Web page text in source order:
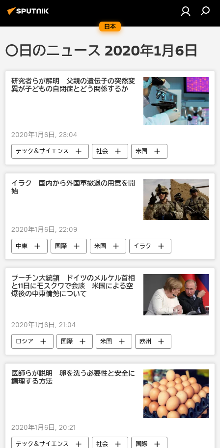
日本
〇日のニュース 2020年1月6日
研究者らが解明 父親の遺伝子の突然変
異が子どもの自閉症とどう関係するか
2020年1月6日, 23:04
テック＆サイエンス 社会
米国
国際
研究 科学研究
医学
子供
イラク 国内から外国軍撤退の用意を開
始
2020年1月6日, 22:09
中東 国際 米国
イラク
軍事
米国対イラン 中東の新たな対立激化
プーチン大統領 ドイツのメルケル首相
と11日にモスクワで会談 米国による空
爆後の中東情勢について
2020年1月6日, 21:04
ロシア 国際 米国
欧州
中東
政治
ウラジーミル・プーチン
ドイツ
アンゲラ・メルケル
医師らが説明 卵を洗う必要性と安全に
調理する方法
2020年1月6日, 20:21
テック＆サイエンス 社会
国際